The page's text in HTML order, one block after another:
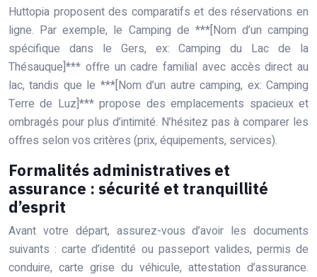
Huttopia proposent des comparatifs et des réservations en
ligne. Par exemple, le Camping de ***[Nom d’un camping
spécifique dans le Gers, ex: Camping du Lac de la
Thésauque]*** offre un cadre familial avec accès direct au
lac, tandis que le ***[Nom d’un autre camping, ex: Camping
Terre de Luz]*** propose des emplacements spacieux et
ombragés pour plus d’intimité. N’hésitez pas à comparer les
offres selon vos critères (prix, équipements, services).
Formalités administratives et
assurance : sécurité et tranquillité
d’esprit
Avant votre départ, assurez-vous d’avoir les documents
suivants : carte d’identité ou passeport valides, permis de
conduire, carte grise du véhicule, attestation d’assurance.